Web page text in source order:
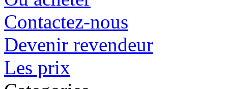
Contactez-nous
Devenir revendeur
Les prix